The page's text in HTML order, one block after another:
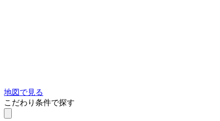
地図で見る
こだわり条件で探す